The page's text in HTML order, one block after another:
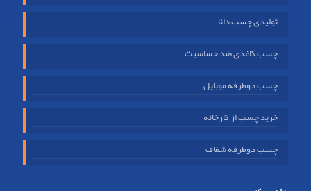
تولیدی چسب دانا
چسب کاغذی ضد حساسیت
چسب دوطرفه موبایل
خرید چسب از کارخانه
چسب دوطرفه شفاف